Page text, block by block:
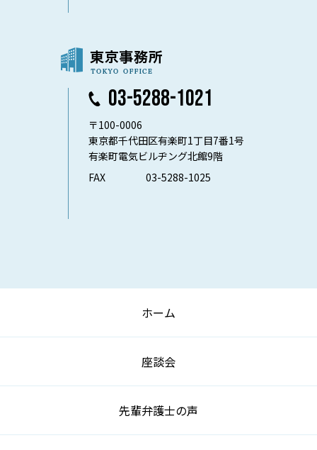
03-5288-1021
〒100-0006
東京都千代田区有楽町1丁目7番1号
有楽町電気ビルヂング北館9階
FAX
03-5288-1025
ホーム
座談会
先輩弁護士の声